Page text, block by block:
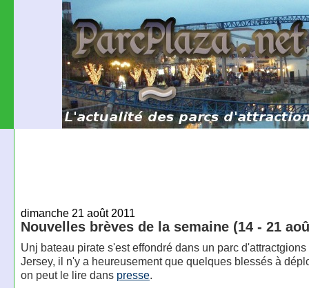
dimanche 21 août 2011
Nouvelles brèves de la semaine (14 - 21
Unj bateau pirate s'est effondré dans un parc
Jersey, il n'y a heureusement que quelques blessés à
on peut le lire dans presse.